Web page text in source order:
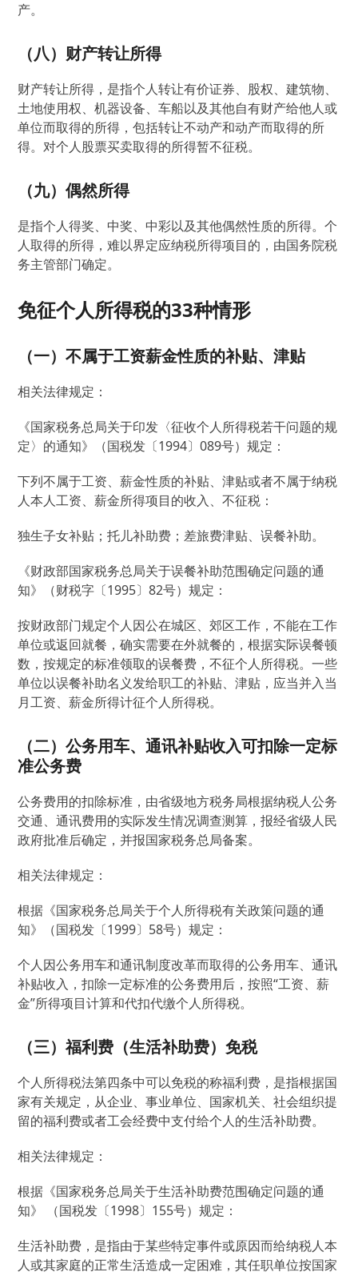
产。
（八）财产转让所得
财产转让所得，是指个人转让有价证券、股权、建筑物、
土地使用权、机器设备、车船以及其他自有财产给他人或
单位而取得的所得，包括转让不动产和动产而取得的所
得。对个人股票买卖取得的所得暂不征税。
（九）偶然所得
是指个人得奖、中奖、中彩以及其他偶然性质的所得。个
人取得的所得，难以界定应纳税所得项目的，由国务院税
务主管部门确定。
免征个人所得税的33种情形
（一）不属于工资薪金性质的补贴、津贴
相关法律规定：
《国家税务总局关于印发〈征收个人所得税若干问题的规
定〉的通知》（国税发〔1994〕089号）规定：
下列不属于工资、薪金性质的补贴、津贴或者不属于纳税
人本人工资、薪金所得项目的收入、不征税：
独生子女补贴；托儿补助费；差旅费津贴、误餐补助。
《财政部国家税务总局关于误餐补助范围确定问题的通
知》（财税字〔1995〕82号）规定：
按财政部门规定个人因公在城区、郊区工作，不能在工作
单位或返回就餐，确实需要在外就餐的，根据实际误餐顿
数，按规定的标准领取的误餐费，不征个人所得税。一些
单位以误餐补助名义发给职工的补贴、津贴，应当并入当
月工资、薪金所得计征个人所得税。
（二）公务用车、通讯补贴收入可扣除一定标
准公务费
公务费用的扣除标准，由省级地方税务局根据纳税人公务
交通、通讯费用的实际发生情况调查测算，报经省级人民
政府批准后确定，并报国家税务总局备案。
相关法律规定：
根据《国家税务总局关于个人所得税有关政策问题的通
知》（国税发〔1999〕58号）规定：
个人因公务用车和通讯制度改革而取得的公务用车、通讯
补贴收入，扣除一定标准的公务费用后，按照“工资、薪
金”所得项目计算和代扣代缴个人所得税。
（三）福利费（生活补助费）免税
个人所得税法第四条中可以免税的称福利费，是指根据国
家有关规定，从企业、事业单位、国家机关、社会组织提
留的福利费或者工会经费中支付给个人的生活补助费。
相关法律规定：
根据《国家税务总局关于生活补助费范围确定问题的通
知》 （国税发〔1998〕155号）规定：
生活补助费，是指由于某些特定事件或原因而给纳税人本
人或其家庭的正常生活造成一定困难，其任职单位按国家